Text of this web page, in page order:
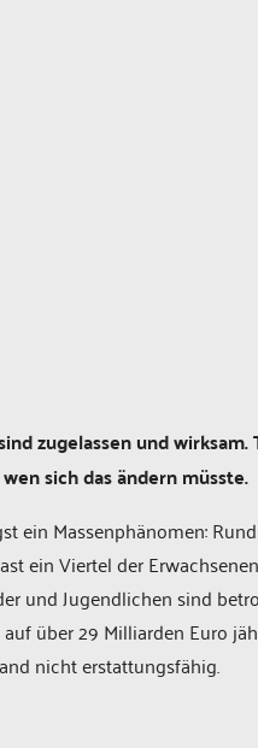
zugelassen und
sich das ändern müsste.
ein Massenphänomen:
ein Viertel der
und Jugendlichen sind
über 29 Milliarden Euro
nicht erstattungsfähig.